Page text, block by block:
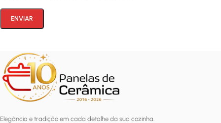
Elegância e tradição em cada detalhe da sua cozinha.